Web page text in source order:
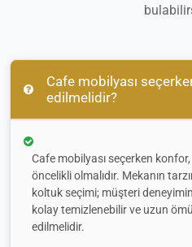
Cafe mobilyası
edilmelidir?
Cafe mobilyası seçerken konfor,
öncelikli olmalıdır. Mekanın
koltuk seçimi; müşteri
kolay temizlenebilir ve uzun
edilmelidir.